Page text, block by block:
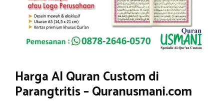
Harga Al Quran Custom di
Parangtritis – Quranusmani.com